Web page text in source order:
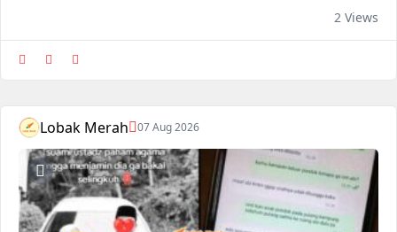
melaporkan bahawa seramai 9 orang termasuk penembak
sendiri maut dalam kejadian itu, manakala 22 orang lagi
cedera. Artikel
2 Views
Lobak Merah 07 Aug 2026